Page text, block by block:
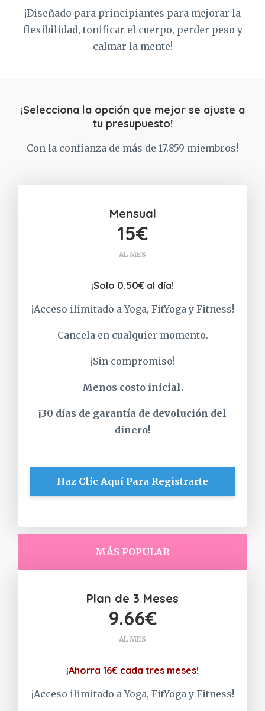
¡Diseñado para principiantes para mejorar la
flexibilidad, tonificar el cuerpo, perder peso y
calmar la mente!
¡Selecciona la opción que mejor se ajuste a
tu presupuesto!
Con la confianza de más de 17.859 miembros!
Mensual
15€
AL MES
¡Solo 0.50€ al día!
¡Acceso ilimitado a Yoga, FitYoga y Fitness!
Cancela en cualquier momento.
¡Sin compromiso!
Menos costo inicial.
¡30 días de garantía de devolución del
dinero!
Haz Clic Aquí Para Registrarte
MÁS POPULAR
Plan de 3 Meses
9.66€
AL MES
¡Ahorra 16€ cada tres meses!
¡Acceso ilimitado a Yoga, FitYoga y Fitness!